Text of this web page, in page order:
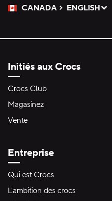
CANADA
Veuillez sélectionner une langue
ENGLISH
Sélectionné
Initiés aux Crocs
Crocs Club
Magasinez
Vente
Entreprise
Qui est Crocs
L'ambition des crocs